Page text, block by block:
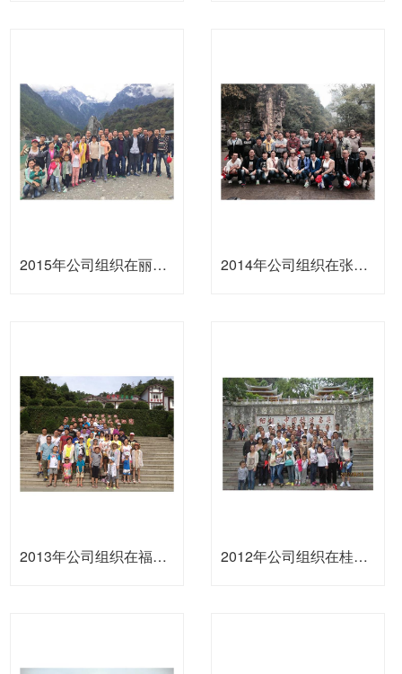
2015年公司组织在丽江旅游观光 2014年公司组织在张家界旅游观光
2013年公司组织在福建旅游观光 2012年公司组织在桂林旅游观光